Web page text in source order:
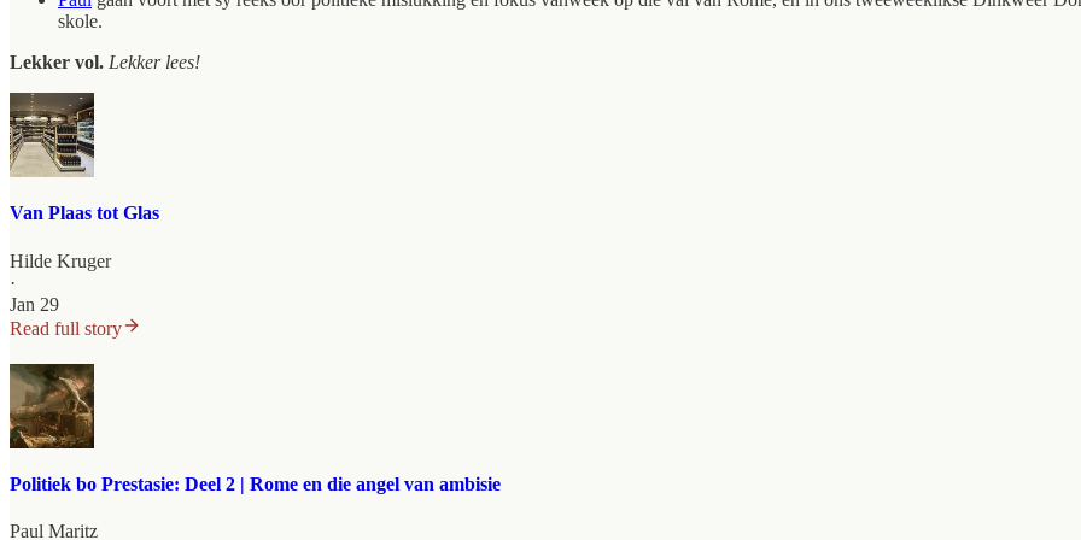
skole.
Lekker vol. Lekker lees!
Van Plaas tot Glas
Hilde Kruger
·
Jan 29
Read full story
Politiek bo Prestasie: Deel 2 | Rome en die angel van ambisie
Paul Maritz